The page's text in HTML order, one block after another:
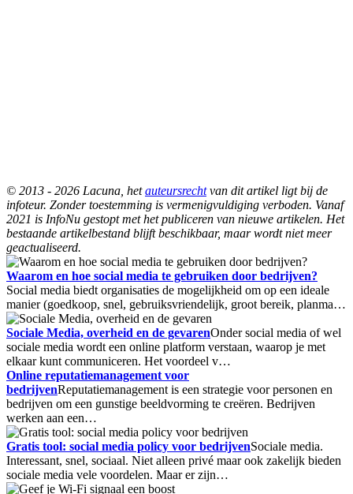
© 2013 - 2026 Lacuna, hetauteursrechtvan dit artikel ligt bij de
infoteur. Zonder toestemming is vermenigvuldiging verboden. Vanaf
2021 is InfoNu gestopt met het publiceren van nieuwe artikelen. Het
bestaande artikelbestand blijft beschikbaar, maar wordt niet meer
geactualiseerd.
Waarom en hoe social media te gebruiken door bedrijven?
Social media biedt organisaties de mogelijkheid om op een ideale
manier (goedkoop, snel, gebruiksvriendelijk, groot bereik, planma…
Sociale Media, overheid en de gevarenOnder social media of wel
sociale media wordt een online platform verstaan, waarop je met
elkaar kunt communiceren. Het voordeel v…
Online reputatiemanagement voor
bedrijvenReputatiemanagement is een strategie voor personen en
bedrijven om een gunstige beeldvorming te creëren. Bedrijven
werken aan een…
Gratis tool: social media policy voor bedrijvenSociale media.
Interessant, snel, sociaal. Niet alleen privé maar ook zakelijk bieden
sociale media vele voordelen. Maar er zijn…